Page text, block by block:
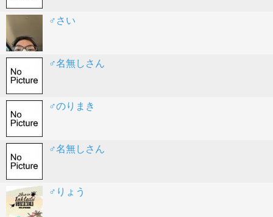
♂さい
♂名無しさん
♂のりまき
♂名無しさん
♂りょう